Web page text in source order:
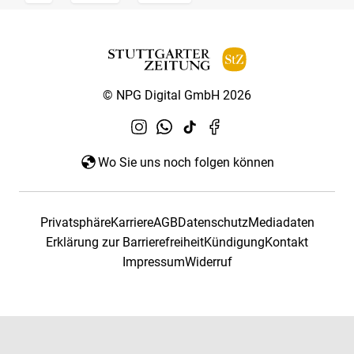
© NPG Digital GmbH 2026
Wo Sie uns noch folgen können
PrivatsphäreKarriereAGBDatenschutzMediadaten
Erklärung zur BarrierefreiheitKündigungKontakt
ImpressumWiderruf